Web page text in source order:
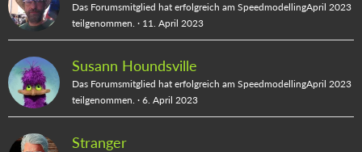
Das Forumsmitglied hat erfolgreich am SpeedmodellingApril 2023
teilgenommen.
11. April 2023
Susann Houndsville
Das Forumsmitglied hat erfolgreich am SpeedmodellingApril 2023
teilgenommen.
6. April 2023
Stranger